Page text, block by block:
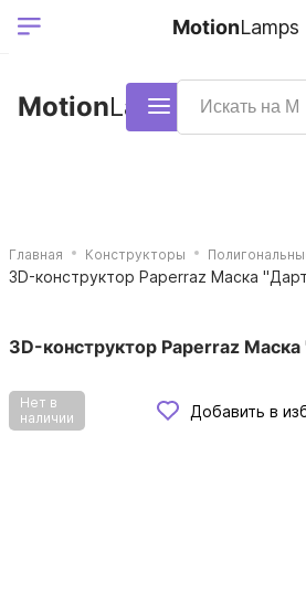
Ваш регион
Выберите ваш
+7
38-
MotionLamps Каталог
MotionLamps
Главная Конструкторы
3D-конструктор Paperraz Маска
3D-конструктор Paperraz
Нет в
наличии
Добавить в